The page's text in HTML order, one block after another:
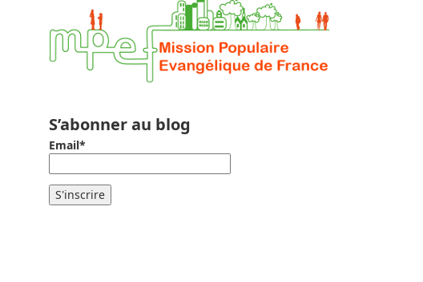
S’abonner au blog
Email*